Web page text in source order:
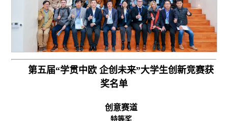
第五届“学贯中欧 企创未来”大学生创新竞赛获
奖名单
创意赛道
特等奖